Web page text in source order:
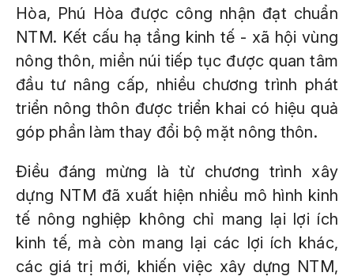
Hòa, Phú Hòa được công nhận đạt chuẩn
NTM. Kết cấu hạ tầng kinh tế - xã hội vùng
nông thôn, miền núi tiếp tục được quan tâm
đầu tư nâng cấp, nhiều chương trình phát
triển nông thôn được triển khai có hiệu quả
góp phần làm thay đổi bộ mặt nông thôn.
Điều đáng mừng là từ chương trình xây
dựng NTM đã xuất hiện nhiều mô hình kinh
tế nông nghiệp không chỉ mang lại lợi ích
kinh tế, mà còn mang lại các lợi ích khác,
các giá trị mới, khiến việc xây dựng NTM,